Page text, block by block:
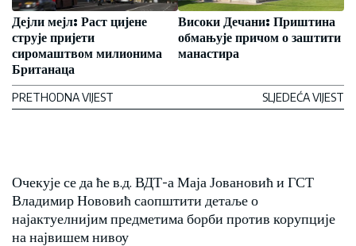
Дејли мејл: Раст цијене
струје пријети
сиромаштвом милионима
Британаца
PRETHODNA VIJEST
Високи Дечани: Приштина
обмањује причом о заштити
манастира
SLJEDEĆA VIJEST
Очекује се да ће в.д. ВДТ-а Маја Јовановић и ГСТ
Владимир Нововић саопштити детаље о
најактуелнијим предметима борби против корупције
на највишем нивоу